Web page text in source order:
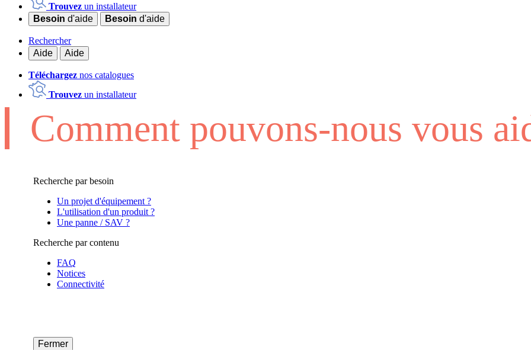
Trouvez un installateur
Besoin d'aide Besoin d'aide
Rechercher
Aide
Aide
Téléchargez nos catalogues
Trouvez un installateur
Comment pouvons-nous vous
Recherche par besoin
Un projet d'équipement ?
L'utilisation d'un produit ?
Une panne / SAV ?
Recherche par contenu
FAQ
Notices
Connectivité
Fermer